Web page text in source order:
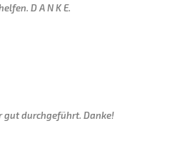
D A N K E.
gut durchgeführt. Danke!